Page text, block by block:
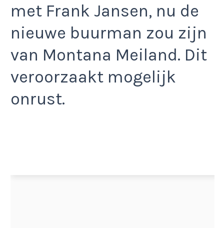
met Frank Jansen, nu de
nieuwe buurman zou zijn
van Montana Meiland. Dit
veroorzaakt mogelijk
onrust.